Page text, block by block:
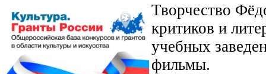
Творчество
критиков и
учебных
фильмы.